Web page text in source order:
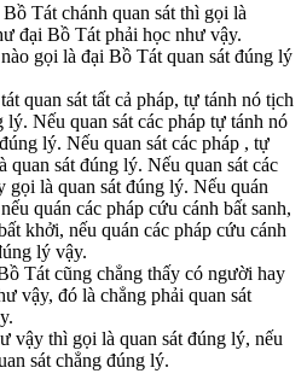
Tát chánh quan sát thì gọi là
đại Bồ Tát phải học như vậy.
gọi là đại Bồ Tát quan sát đúng lý
quan sát tất cả pháp, tự tánh nó tịch
Nếu quan sát các pháp tự tánh nó
lý. Nếu quan sát các pháp , tự
sát đúng lý. Nếu quan sát các
là quan sát đúng lý. Nếu quán
quán các pháp cứu cánh bất sanh,
khởi, nếu quán các pháp cứu cánh
lý vậy.
Tát cũng chẳng thấy có người hay
vậy, đó là chẳng phải quan sát
vậy thì gọi là quan sát đúng lý, nếu
sát chẳng đúng lý.